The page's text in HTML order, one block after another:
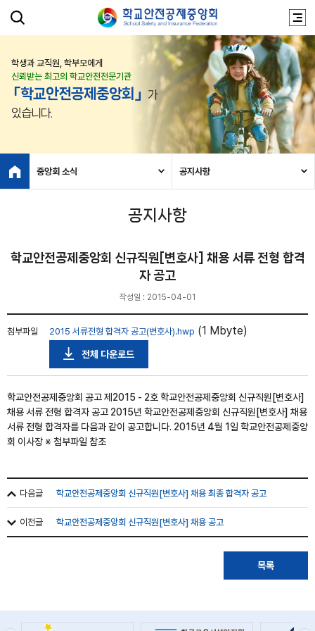
학생과 교직원, 학부모에게
신뢰받는 최고의 학교안전전문기관
「학교안전공제중앙회」
가
있습니다.
중앙회 소식 공지사항
공지사항
학교안전공제중앙회 신규직원[변호사] 채용 서류 전형 합격
자 공고
작성일 : 2015-04-01
첨부파일 2015 서류전형 합격자 공고(변호사).hwp (1 Mbyte)
전체 다운로드
학교안전공제중앙회 공고 제2015 - 2호 학교안전공제중앙회 신규직원[변호사]
채용 서류 전형 합격자 공고 2015년 학교안전공제중앙회 신규직원[변호사] 채용
서류 전형 합격자를 다음과 같이 공고합니다. 2015년 4월 1일 학교안전공제중앙
회 이사장 ※ 첨부파일 참조
다음글 학교안전공제중앙회 신규직원[변호사] 채용 최종 합격자 공고
이전글 학교안전공제중앙회 신규직원[변호사] 채용 공고
목록